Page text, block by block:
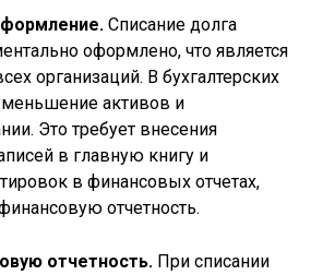
Списание долга
оформлено, что является
организаций. В бухгалтерских
активов и
Это требует внесения
в главную книгу и
в финансовых отчетах,
отчетность.
отчетность. При списании